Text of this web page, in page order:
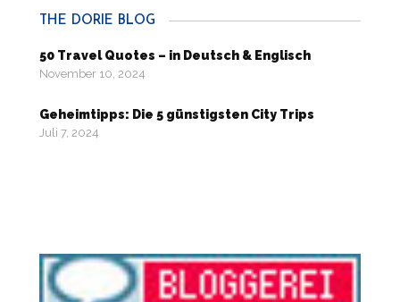
THE DORIE BLOG
50 Travel Quotes – in Deutsch & Englisch
November 10, 2024
Geheimtipps: Die 5 günstigsten City Trips
Juli 7, 2024